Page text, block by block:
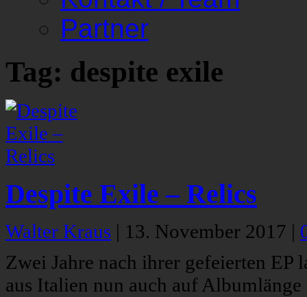
Partner
Tag: despite exile
Despite Exile – Relics
Walter Kraus | 13. November 2017 |
Zwei Jahre nach ihrer gefeierten EP
aus Italien nun auch auf Albumlänge